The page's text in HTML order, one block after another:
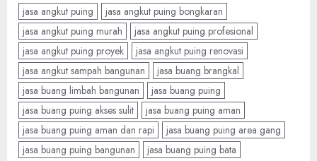
jasa angkut puing
jasa angkut puing bongkaran
jasa angkut puing murah
jasa angkut puing profesional
jasa angkut puing proyek
jasa angkut puing renovasi
jasa angkut sampah bangunan
jasa buang brangkal
jasa buang limbah bangunan
jasa buang puing
jasa buang puing akses sulit
jasa buang puing aman
jasa buang puing aman dan rapi
jasa buang puing area gang
jasa buang puing bangunan
jasa buang puing bata